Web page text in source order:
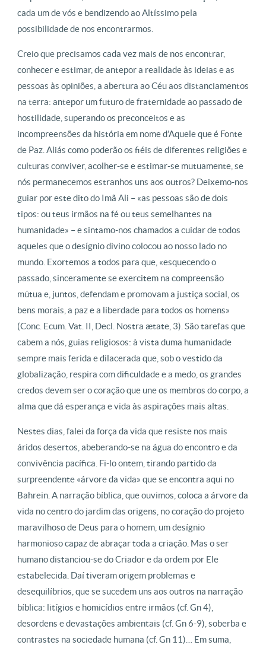
cada um de vós e bendizendo ao Altíssimo pela
possibilidade de nos encontrarmos.
Creio que precisamos cada vez mais de nos encontrar,
conhecer e estimar, de antepor a realidade às ideias e as
pessoas às opiniões, a abertura ao Céu aos distanciamentos
na terra: antepor um futuro de fraternidade ao passado de
hostilidade, superando os preconceitos e as
incompreensões da história em nome d’Aquele que é Fonte
de Paz. Aliás como poderão os fiéis de diferentes religiões e
culturas conviver, acolher-se e estimar-se mutuamente, se
nós permanecemos estranhos uns aos outros? Deixemo-nos
guiar por este dito do Imã Ali – «as pessoas são de dois
tipos: ou teus irmãos na fé ou teus semelhantes na
humanidade» – e sintamo-nos chamados a cuidar de todos
aqueles que o desígnio divino colocou ao nosso lado no
mundo. Exortemos a todos para que, «esquecendo o
passado, sinceramente se exercitem na compreensão
mútua e, juntos, defendam e promovam a justiça social, os
bens morais, a paz e a liberdade para todos os homens»
(Conc. Ecum. Vat. II, Decl. Nostra ætate, 3). São tarefas que
cabem a nós, guias religiosos: à vista duma humanidade
sempre mais ferida e dilacerada que, sob o vestido da
globalização, respira com dificuldade e a medo, os grandes
credos devem ser o coração que une os membros do corpo, a
alma que dá esperança e vida às aspirações mais altas.
Nestes dias, falei da força da vida que resiste nos mais
áridos desertos, abeberando-se na água do encontro e da
convivência pacífica. Fi-lo ontem, tirando partido da
surpreendente «árvore da vida» que se encontra aqui no
Bahrein. A narração bíblica, que ouvimos, coloca a árvore da
vida no centro do jardim das origens, no coração do projeto
maravilhoso de Deus para o homem, um desígnio
harmonioso capaz de abraçar toda a criação. Mas o ser
humano distanciou-se do Criador e da ordem por Ele
estabelecida. Daí tiveram origem problemas e
desequilíbrios, que se sucedem uns aos outros na narração
bíblica: litígios e homicídios entre irmãos (cf. Gn 4),
desordens e devastações ambientais (cf. Gn 6-9), soberba e
contrastes na sociedade humana (cf. Gn 11)… Em suma,